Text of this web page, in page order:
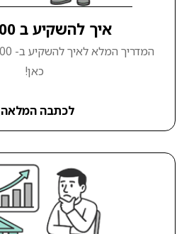
איך להשקיע ב S&P 500
כאן!
לכתבה המלאה